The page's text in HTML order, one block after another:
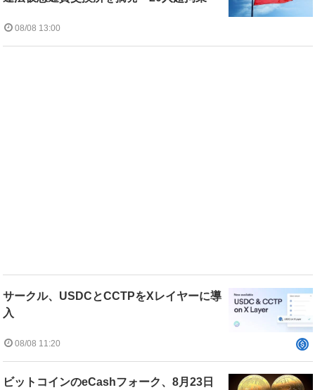
08/08 13:00
サークル、USDCとCCTPをXレイヤーに導
入
08/08 11:20
ビットコインのeCashフォーク、8月23日